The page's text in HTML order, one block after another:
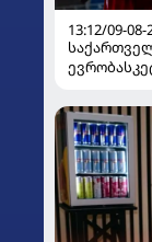
13:12/09-08-